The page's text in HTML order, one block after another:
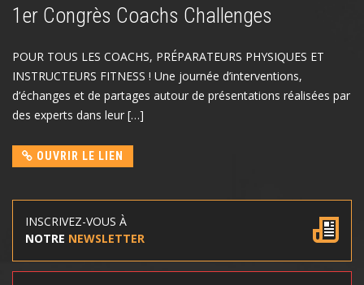
1er Congrès Coachs Challenges
POUR TOUS LES COACHS, PRÉPARATEURS PHYSIQUES ET
INSTRUCTEURS FITNESS ! Une journée d’interventions,
d’échanges et de partages autour de présentations réalisées par
des experts dans leur […]
OUVRIR LE LIEN
INSCRIVEZ-VOUS À
NOTRE NEWSLETTER